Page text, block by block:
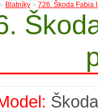
» Blatníky » 726. Škoda Fabia
Škoda